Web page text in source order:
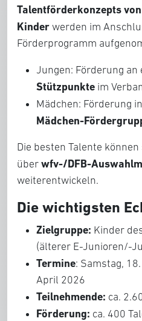
Talentförderkonzepts
Kinder werden im
Förderprogramm
Jungen: Förderung an
Stützpunkte im
Mädchen: Förderung
Mädchen-
Die besten Talente
über wfv-/DFB-
weiterentwickeln.
Die wichtigsten
Zielgruppe: Kinder
(älterer E-Junioren/-
Termine: Samstag,
April 2026
Teilnehmende: ca.
Förderung: ca. 400